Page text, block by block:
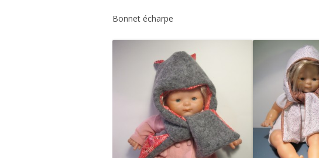
Bonnet écharpe